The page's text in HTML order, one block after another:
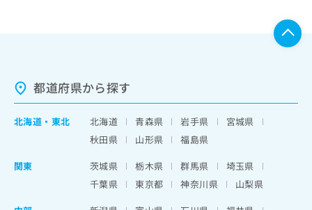
都道府県から探す
北海道 ・ 東北 北海道 青森県 岩手県
宮城県
秋田県
山形県
福島県
関東
茨城県 栃木県 群馬県
埼玉県
千葉県
東京都 神奈川県
山梨県